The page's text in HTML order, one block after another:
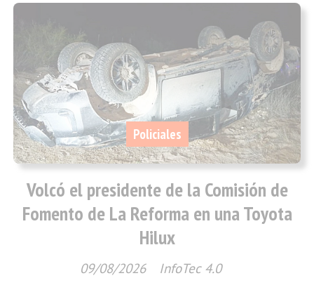
Volcó el presidente de la Comisión de
Fomento de La Reforma en una Toyota
Hilux
InfoTec 4.0
Policiales
09/08/2026